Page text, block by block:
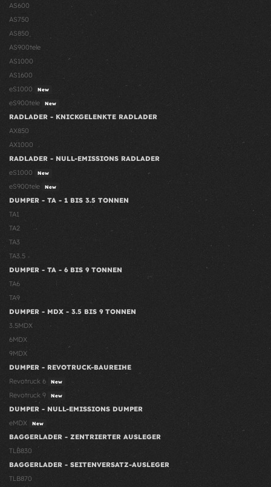
AS600
AS750
AS850
AS900tele
AS1000
AS1600
eS1000
New
eS900tele New
RADLADER - KNICKGELENKTE RADLADER
AX850
AX1000
RADLADER - NULL-EMISSIONS RADLADER
eS1000
New
eS900tele New
DUMPER - TA - 1 BIS 3.5 TONNEN
TA1
TA2
TA3
TA3.5
DUMPER - TA - 6 BIS 9 TONNEN
TA6
TA9
DUMPER - MDX - 3.5 BIS 9 TONNEN
3.5MDX
6MDX
9MDX
DUMPER - REVOTRUCK-BAUREIHE
Revotruck 6
New
Revotruck 9 New
DUMPER - NULL-EMISSIONS DUMPER
eMDX
New
BAGGERLADER - ZENTRIERTER AUSLEGER
TLB830
BAGGERLADER - SEITENVERSATZ-AUSLEGER
TLB870